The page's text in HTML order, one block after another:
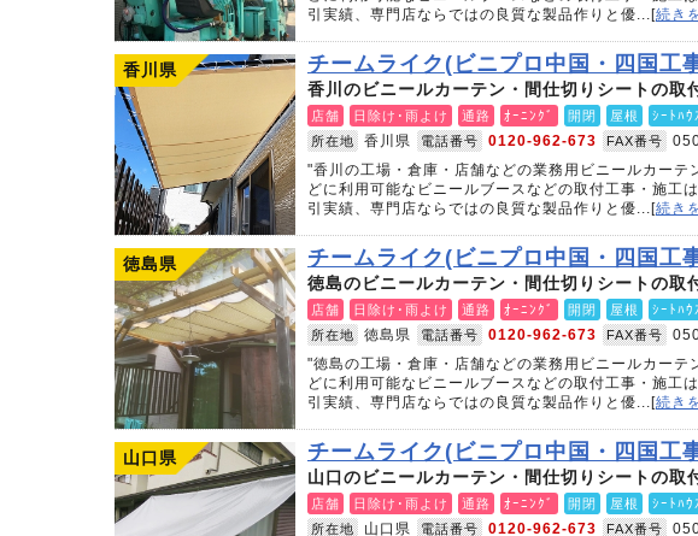
引実績、専門店ならではの良質な製品作りと優...[続き
香川県 チームライク(ビニプロ中国・四国工
香川のビニールカーテン・間仕切りシートの取
店舗 日除け･雨よけ 通路 ｵｰﾆﾝｸﾞ 開閉 屋根 ｼｰﾄﾊｳ
所在地
香川県 電話番号 0120-962-673 FAX番号
"香川の工場・倉庫・店舗などの業務用ビニールカーテ
どに利用可能なビニールブースなどの取付工事・施工
引実績、専門店ならではの良質な製品作りと優...[続き
徳島県 チームライク(ビニプロ中国・四国工
徳島のビニールカーテン・間仕切りシートの取
店舗 日除け･雨よけ 通路 ｵｰﾆﾝｸﾞ 開閉 屋根 ｼｰﾄﾊｳ
所在地
徳島県 電話番号 0120-962-673 FAX番号
"徳島の工場・倉庫・店舗などの業務用ビニールカーテ
どに利用可能なビニールブースなどの取付工事・施工
引実績、専門店ならではの良質な製品作りと優...[続き
山口県 チームライク(ビニプロ中国・四国工
山口のビニールカーテン・間仕切りシートの取
店舗 日除け･雨よけ 通路 ｵｰﾆﾝｸﾞ 開閉 屋根 ｼｰﾄﾊｳ
所在地
山口県 電話番号 0120-962-673 FAX番号